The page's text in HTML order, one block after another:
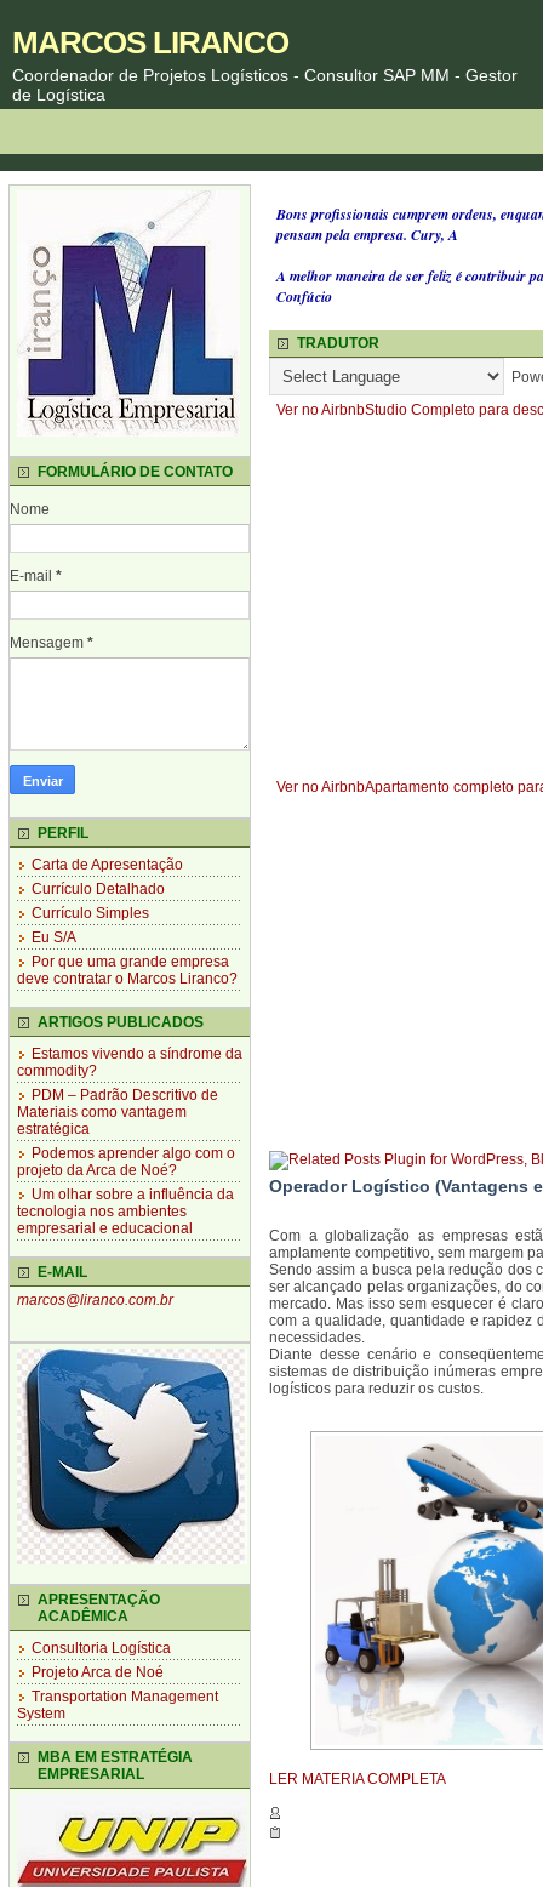
MARCOS LIRANCO
Coordenador de Projetos Logísticos - Consultor SAP MM - Gestor
de Logística
FORMULÁRIO DE CONTATO
Nome
E-mail *
Mensagem *
PERFIL
Carta de Apresentação
Currículo Detalhado
Currículo Simples
Eu S/A
Por que uma grande empresa
deve contratar o Marcos Liranco?
ARTIGOS PUBLICADOS
Estamos vivendo a síndrome da
commodity?
PDM – Padrão Descritivo de
Materiais como vantagem
estratégica
Podemos aprender algo com o
projeto da Arca de Noé?
Um olhar sobre a influência da
tecnologia nos ambientes
empresarial e educacional
E-MAIL
marcos@liranco.com.br
APRESENTAÇÃO
ACADÊMICA
Consultoria Logística
Projeto Arca de Noé
Transportation Management
System
MBA EM ESTRATÉGIA
EMPRESARIAL
Bons profissionais cumprem ordens,
pensam pela empresa. Cury, A
A melhor maneira de ser feliz é contribuir
Confúcio
TRADUTOR
Ver no AirbnbStudio Completo para
Ver no AirbnbApartamento completo
Operador Logístico (Vantagens
Com a globalização as empresas
amplamente competitivo, sem margem
Sendo assim a busca pela redução dos
ser alcançado pelas organizações, do
mercado. Mas isso sem esquecer é
com a qualidade, quantidade e rapidez
necessidades.
Diante desse cenário e
sistemas de distribuição inúmeras
logísticos para reduzir os custos.
LER MATERIA COMPLETA